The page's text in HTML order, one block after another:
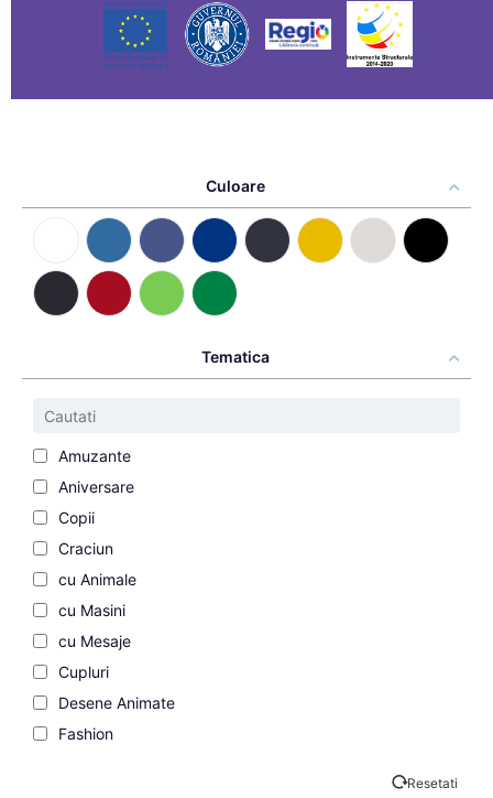
Culoare
Tematica
Amuzante
Aniversare
Copii
Craciun
cu Animale
cu Masini
cu Mesaje
Cupluri
Desene Animate
Fashion
Resetati